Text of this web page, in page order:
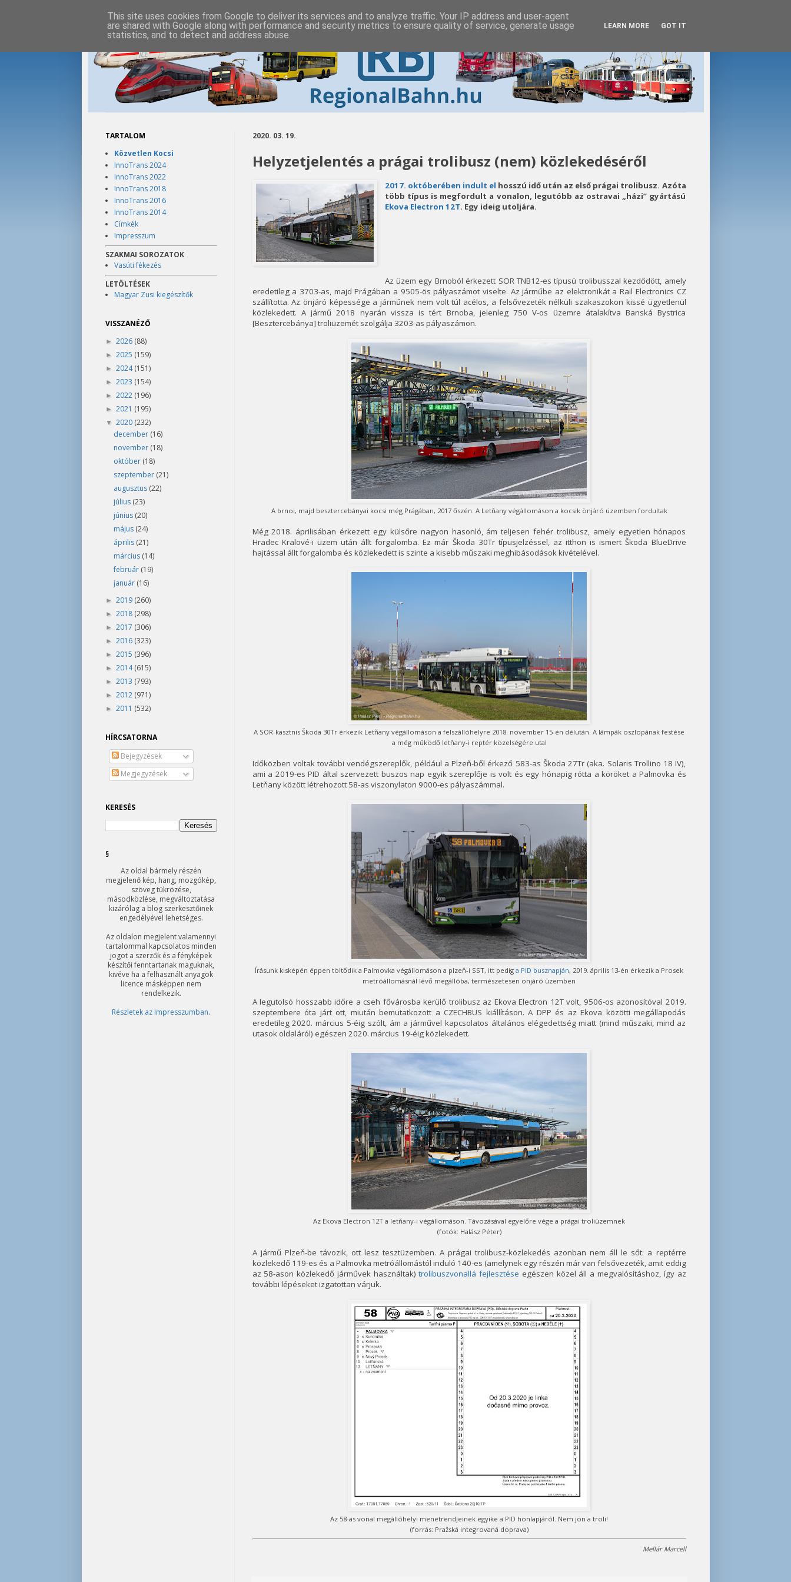
2020. 03. 19.
Helyzetjelentés a prágai trolibusz (nem) közlekedéséről
2017. októberében indult el hosszú idő után az első prágai trolibusz. Azóta
több típus is megfordult a vonalon, legutóbb az ostravai „házi” gyártású
Ekova Electron 12T. Egy ideig utoljára.
Az üzem egy Brnoból érkezett SOR TNB12-es típusú trolibusszal kezdődött, amely
eredetileg a 3703-as, majd Prágában a 9505-ös pályaszámot viselte. Az járműbe az elektronikát a Rail Electronics CZ
szállította. Az önjáró képessége a járműnek nem volt túl acélos, a felsővezeték nélküli szakaszokon kissé ügyetlenül
közlekedett. A jármű 2018 nyarán vissza is tért Brnoba, jelenleg 750 V-os üzemre átalakítva Banská Bystrica
[Besztercebánya] troliüzemét szolgálja 3203-as pályaszámon.
A brnoi, majd besztercebányai kocsi még Prágában, 2017 őszén. A Letňany végállomáson a kocsik önjáró üzemben fordultak
Még 2018. áprilisában érkezett egy külsőre nagyon hasonló, ám teljesen fehér trolibusz, amely egyetlen hónapos
Hradec Kralové-i üzem után állt forgalomba. Ez már Škoda 30Tr típusjelzéssel, az itthon is ismert Škoda BlueDrive
hajtással állt forgalomba és közlekedett is szinte a kisebb műszaki meghibásodások kivételével.
A SOR-kasztnis Škoda 30Tr érkezik Letňany végállomáson a felszállóhelyre 2018. november 15-én délután. A lámpák oszlopának festése
a még működő letňany-i reptér közelségére utal
Időközben voltak további vendégszereplők, például a Plzeň-ből érkező 583-as Škoda 27Tr (aka. Solaris Trollino 18 IV),
ami a 2019-es PID által szervezett buszos nap egyik szereplője is volt és egy hónapig rótta a köröket a Palmovka és
Letňany között létrehozott 58-as viszonylaton 9000-es pályaszámmal.
Írásunk kisképén éppen töltődik a Palmovka végállomáson a plzeň-i SST, itt pedig a PID busznapján, 2019. április 13-én érkezik a Prosek
metróállomásnál lévő megállóba, természetesen önjáró üzemben
A legutolsó hosszabb időre a cseh fővárosba kerülő trolibusz az Ekova Electron 12T volt, 9506-os azonosítóval 2019.
szeptembere óta járt ott, miután bemutatkozott a CZECHBUS kiállításon. A DPP és az Ekova közötti megállapodás
eredetileg 2020. március 5-éig szólt, ám a járművel kapcsolatos általános elégedettség miatt (mind műszaki, mind az
utasok oldaláról) egészen 2020. március 19-éig közlekedett.
Az Ekova Electron 12T a letňany-i végállomáson. Távozásával egyelőre vége a prágai troliüzemnek
(fotók: Halász Péter)
A jármű Plzeň-be távozik, ott lesz tesztüzemben. A prágai trolibusz-közlekedés azonban nem áll le sőt: a reptérre
közlekedő 119-es és a Palmovka metróállomástól induló 140-es (amelynek egy részén már van felsővezeték, amit eddig
az 58-ason közlekedő járművek használtak)trolibuszvonallá fejlesztése egészen közel áll a megvalósításhoz, így az
további lépéseket izgatottan várjuk.
Az 58-as vonal megállóhelyi menetrendjeinek egyike a PID honlapjáról. Nem jön a troli!
(forrás: Pražská integrovaná doprava)
Mellár Marcell
TARTALOM
Közvetlen Kocsi
InnoTrans 2024
InnoTrans 2022
InnoTrans 2018
InnoTrans 2016
InnoTrans 2014
Címkék
Impresszum
SZAKMAI SOROZATOK
Vasúti fékezés
LETÖLTÉSEK
Magyar Zusi kiegészítők
VISSZANÉZŐ
► 2026 (88)
► 2025 (159)
► 2024(151)
► 2023 (154)
► 2022 (196)
► 2021 (195)
▼ 2020 (232)
december (16)
november (18)
október (18)
szeptember (21)
augusztus (22)
július (23)
június (20)
május (24)
április (21)
március (14)
február (19)
január (16)
► 2019 (260)
► 2018 (298)
► 2017 (306)
► 2016 (323)
► 2015 (396)
► 2014(615)
► 2013 (793)
► 2012 (971)
► 2011 (532)
HÍRCSATORNA
Bejegyzések
Megjegyzések
KERESÉS
§
Az oldal bármely részén
megjelenő kép, hang, mozgókép,
szöveg tükrözése,
másodközlése, megváltoztatása
kizárólag a blog szerkesztőinek
engedélyével lehetséges.
Az oldalon megjelent valamennyi
tartalommal kapcsolatos minden
jogot a szerzők és a fényképek
készítői fenntartanak maguknak,
kivéve ha a felhasznált anyagok
licence másképpen nem
rendelkezik.
Részletek az Impresszumban.
This site uses cookies from Google to deliver its services and to analyze traffic. Your IP address and user-agent
are shared with Google along with performance and security metrics to ensure quality of service, generate usage
statistics, and to detect and address abuse.
LEARN MORE GOT IT